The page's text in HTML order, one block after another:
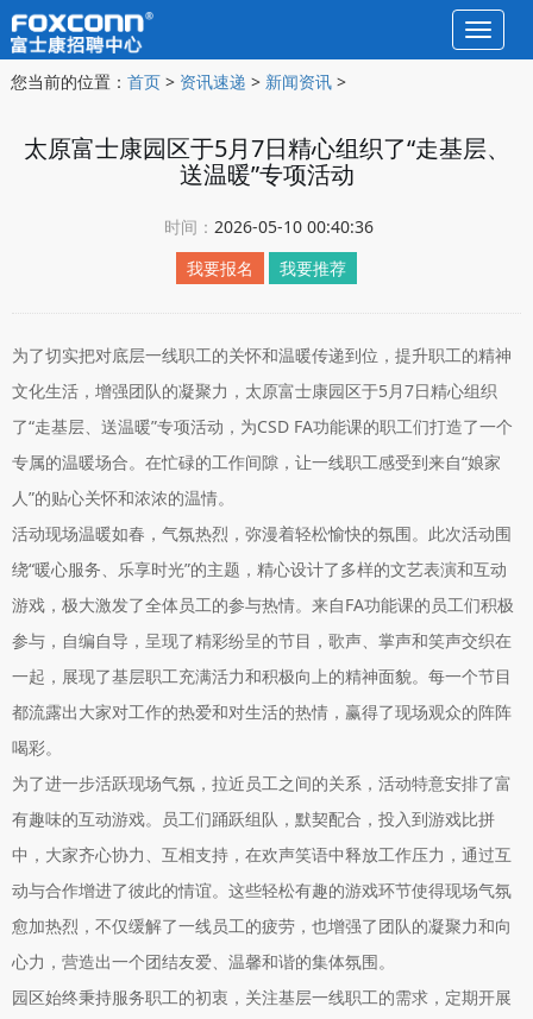
Toggle
您当前的位置： 首页> 资讯速递 > 新闻资讯>
太原富士康园区于5月7日精心组织了“走基层、
送温暖”专项活动
时间： 2026-05-10 00:40:36
我要报名
我要推荐
为了切实把对底层一线职工的关怀和温暖传递到位，提升职工的精神
文化生活，增强团队的凝聚力，太原富士康园区于5月7日精心组织
了“走基层、送温暖”专项活动，为CSD FA功能课的职工们打造了一个
专属的温暖场合。在忙碌的工作间隙，让一线职工感受到来自“娘家
人”的贴心关怀和浓浓的温情。
活动现场温暖如春，气氛热烈，弥漫着轻松愉快的氛围。此次活动围
绕“暖心服务、乐享时光”的主题，精心设计了多样的文艺表演和互动
游戏，极大激发了全体员工的参与热情。来自FA功能课的员工们积极
参与，自编自导，呈现了精彩纷呈的节目，歌声、掌声和笑声交织在
一起，展现了基层职工充满活力和积极向上的精神面貌。每一个节目
都流露出大家对工作的热爱和对生活的热情，赢得了现场观众的阵阵
喝彩。
为了进一步活跃现场气氛，拉近员工之间的关系，活动特意安排了富
有趣味的互动游戏。员工们踊跃组队，默契配合，投入到游戏比拼
中，大家齐心协力、互相支持，在欢声笑语中释放工作压力，通过互
动与合作增进了彼此的情谊。这些轻松有趣的游戏环节使得现场气氛
愈加热烈，不仅缓解了一线员工的疲劳，也增强了团队的凝聚力和向
心力，营造出一个团结友爱、温馨和谐的集体氛围。
园区始终秉持服务职工的初衷，关注基层一线职工的需求，定期开展